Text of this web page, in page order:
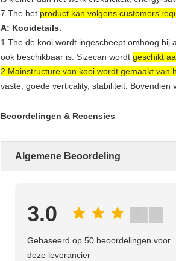
7.The het product kan volgens
A: Kooidetails.
1.The de kooi wordt ingescheept omhoog bij
ook beschikbaar is. Sizecan wordt geschikt
2.Mainstructure van kooi wordt gemaakt van
vaste, goede verticality, stabiliteit.
Beoordelingen & Recensies
Algemene Beoordeling
3.0
Gebaseerd op 50 beoordelingen voor
deze leverancier